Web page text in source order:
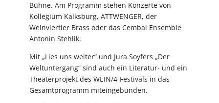
Bühne. Am Programm stehen Konzerte von
Kollegium Kalksburg, ATTWENGER, der
Weinviertler Brass oder das Cembal Ensemble
Antonin Stehlik.
Mit „Lies uns weiter“ und Jura Soyfers „Der
Weltuntergang“ sind auch ein Literatur- und ein
Theaterprojekt des WEIN/4-Festivals in das
Gesamtprogramm miteingebunden.